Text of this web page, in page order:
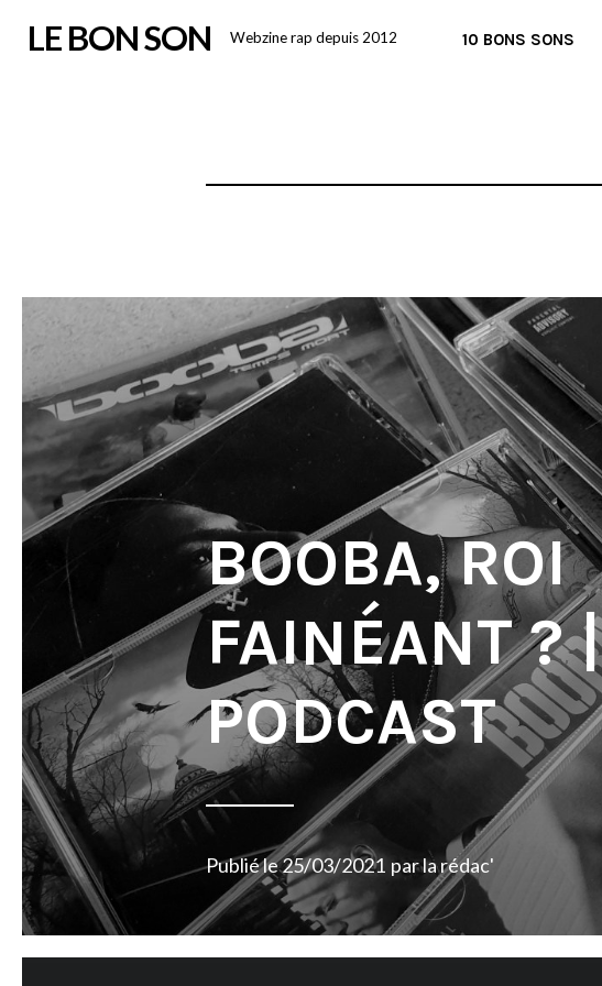
LE BON SON Webzine rap depuis 2012 10 BONS SONS
BOOBA, ROI
FAINÉANT ? |
PODCAST
Publié le25/03/2021 parla rédac'